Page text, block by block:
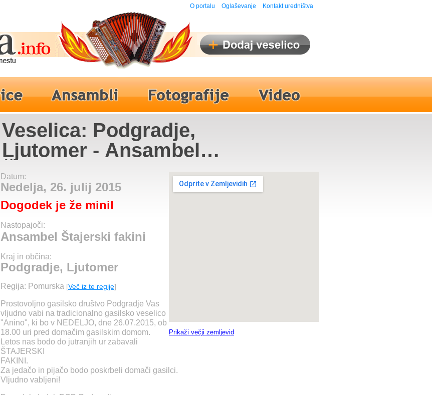
O portalu Oglaševanje Kontakt uredništva
Veselica: Podgradje,
Ljutomer - Ansambel
Štajerski fakini
Prikaži večji zemljevid
Datum:
Nedelja, 26. julij 2015
Dogodek je že minil
Nastopajoči:
Ansambel Štajerski fakini
Kraj in občina:
Podgradje, Ljutomer
Regija: Pomurska [Več iz te regije]
Prostovoljno gasilsko društvo Podgradje Vas
vljudno vabi na tradicionalno gasilsko veselico
"Anino", ki bo v NEDELJO, dne 26.07.2015, ob
18.00 uri pred domačim gasilskim domom.
Letos nas bodo do jutranjih ur zabavali
ŠTAJERSKI
FAKINI.
Za jedačo in pijačo bodo poskrbeli domači gasilci.
Vljudno vabljeni!